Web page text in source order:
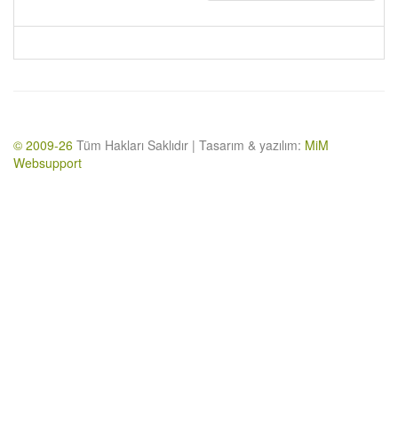
© 2009-26 Tüm Hakları Saklıdır | Tasarım & yazılım: MiM
Websupport